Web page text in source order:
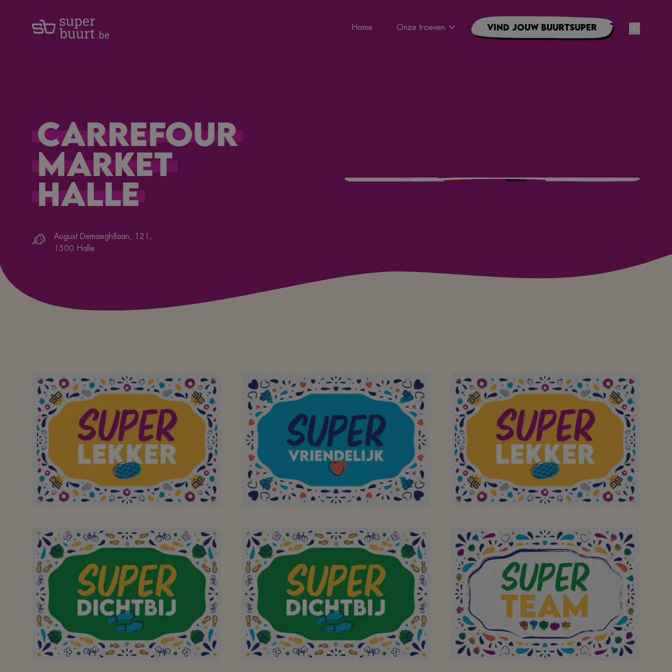
Home Onze troeven Vind jouw buurtsuper
Carrefour
Market
Halle
August Demaeghtlaan, 121 ,
1500 Halle
Bedankt groetjes De
Okkernoot
Aan mijn favoriete
buurtsuper om mijn
bezoek aan jullie winkel
op te vrolijken met een
brede glimlach!
Bedankt!
Aan mijn favoriete
buurtsuper om elke dag
een breed assortiment
(lokale) lekkernijen aan
te bieden! Bedankt!